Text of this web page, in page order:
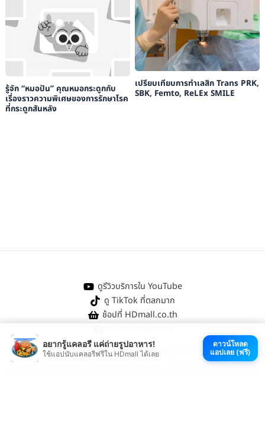
รู้จัก “หมอปัน” คุณหมอกระดูกกับ
เรื่องราวความพิเศษของการรักษาโรค
ที่กระดูกสันหลัง
เปรียบเทียบการทำเลสิก Trans PRK,
SBK, Femto, ReLEx SMILE
ดูรีวิวบริการใน YouTube
ดู TikTok ที่ตลกมาก
ช้อปที่ HDmall.co.th
@ 2026 HDmall | สงวนลิขสิทธิ์ |
Sitemap
ตรวจสุขภาพทั่วไป
อยากรู้แคลอรี แค่ถ่ายรูปอาหาร!
ใช้แอปนับแคลอรีฟรีใน HDmall ได้เลย
ดาวน์โหลด
แอปเลย (ฟรี)